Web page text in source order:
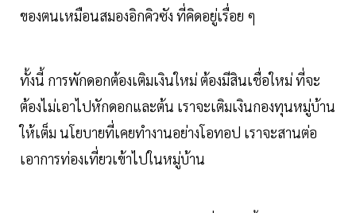
ของตนเหมือนสมองอิกคิวซัง ที่คิดอยู่เรื่อย ๆ
ทั้งนี้ การพักดอกต้องเติมเงินใหม่ ต้องมีสินเชื่อใหม่ ที่จะ
ต้องไม่เอาไปหักดอกและต้น เราจะเติมเงินกองทุนหมู่บ้าน
ให้เต็ม นโยบายที่เคยทำงานอย่างโอทอป เราจะสานต่อ
เอาการท่องเที่ยวเข้าไปในหมู่บ้าน